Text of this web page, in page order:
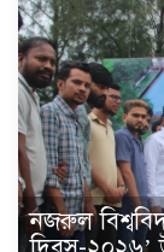
নজরুল